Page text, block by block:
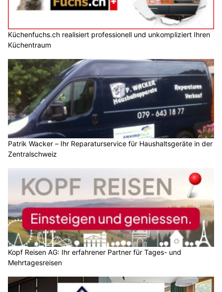
Küchenfuchs.ch realisiert professionell und unkompliziert Ihren
Küchentraum
Patrik Wacker – Ihr Reparaturservice für Haushaltsgeräte in der
Zentralschweiz
Kopf Reisen AG: Ihr erfahrener Partner für Tages- und
Mehrtagesreisen